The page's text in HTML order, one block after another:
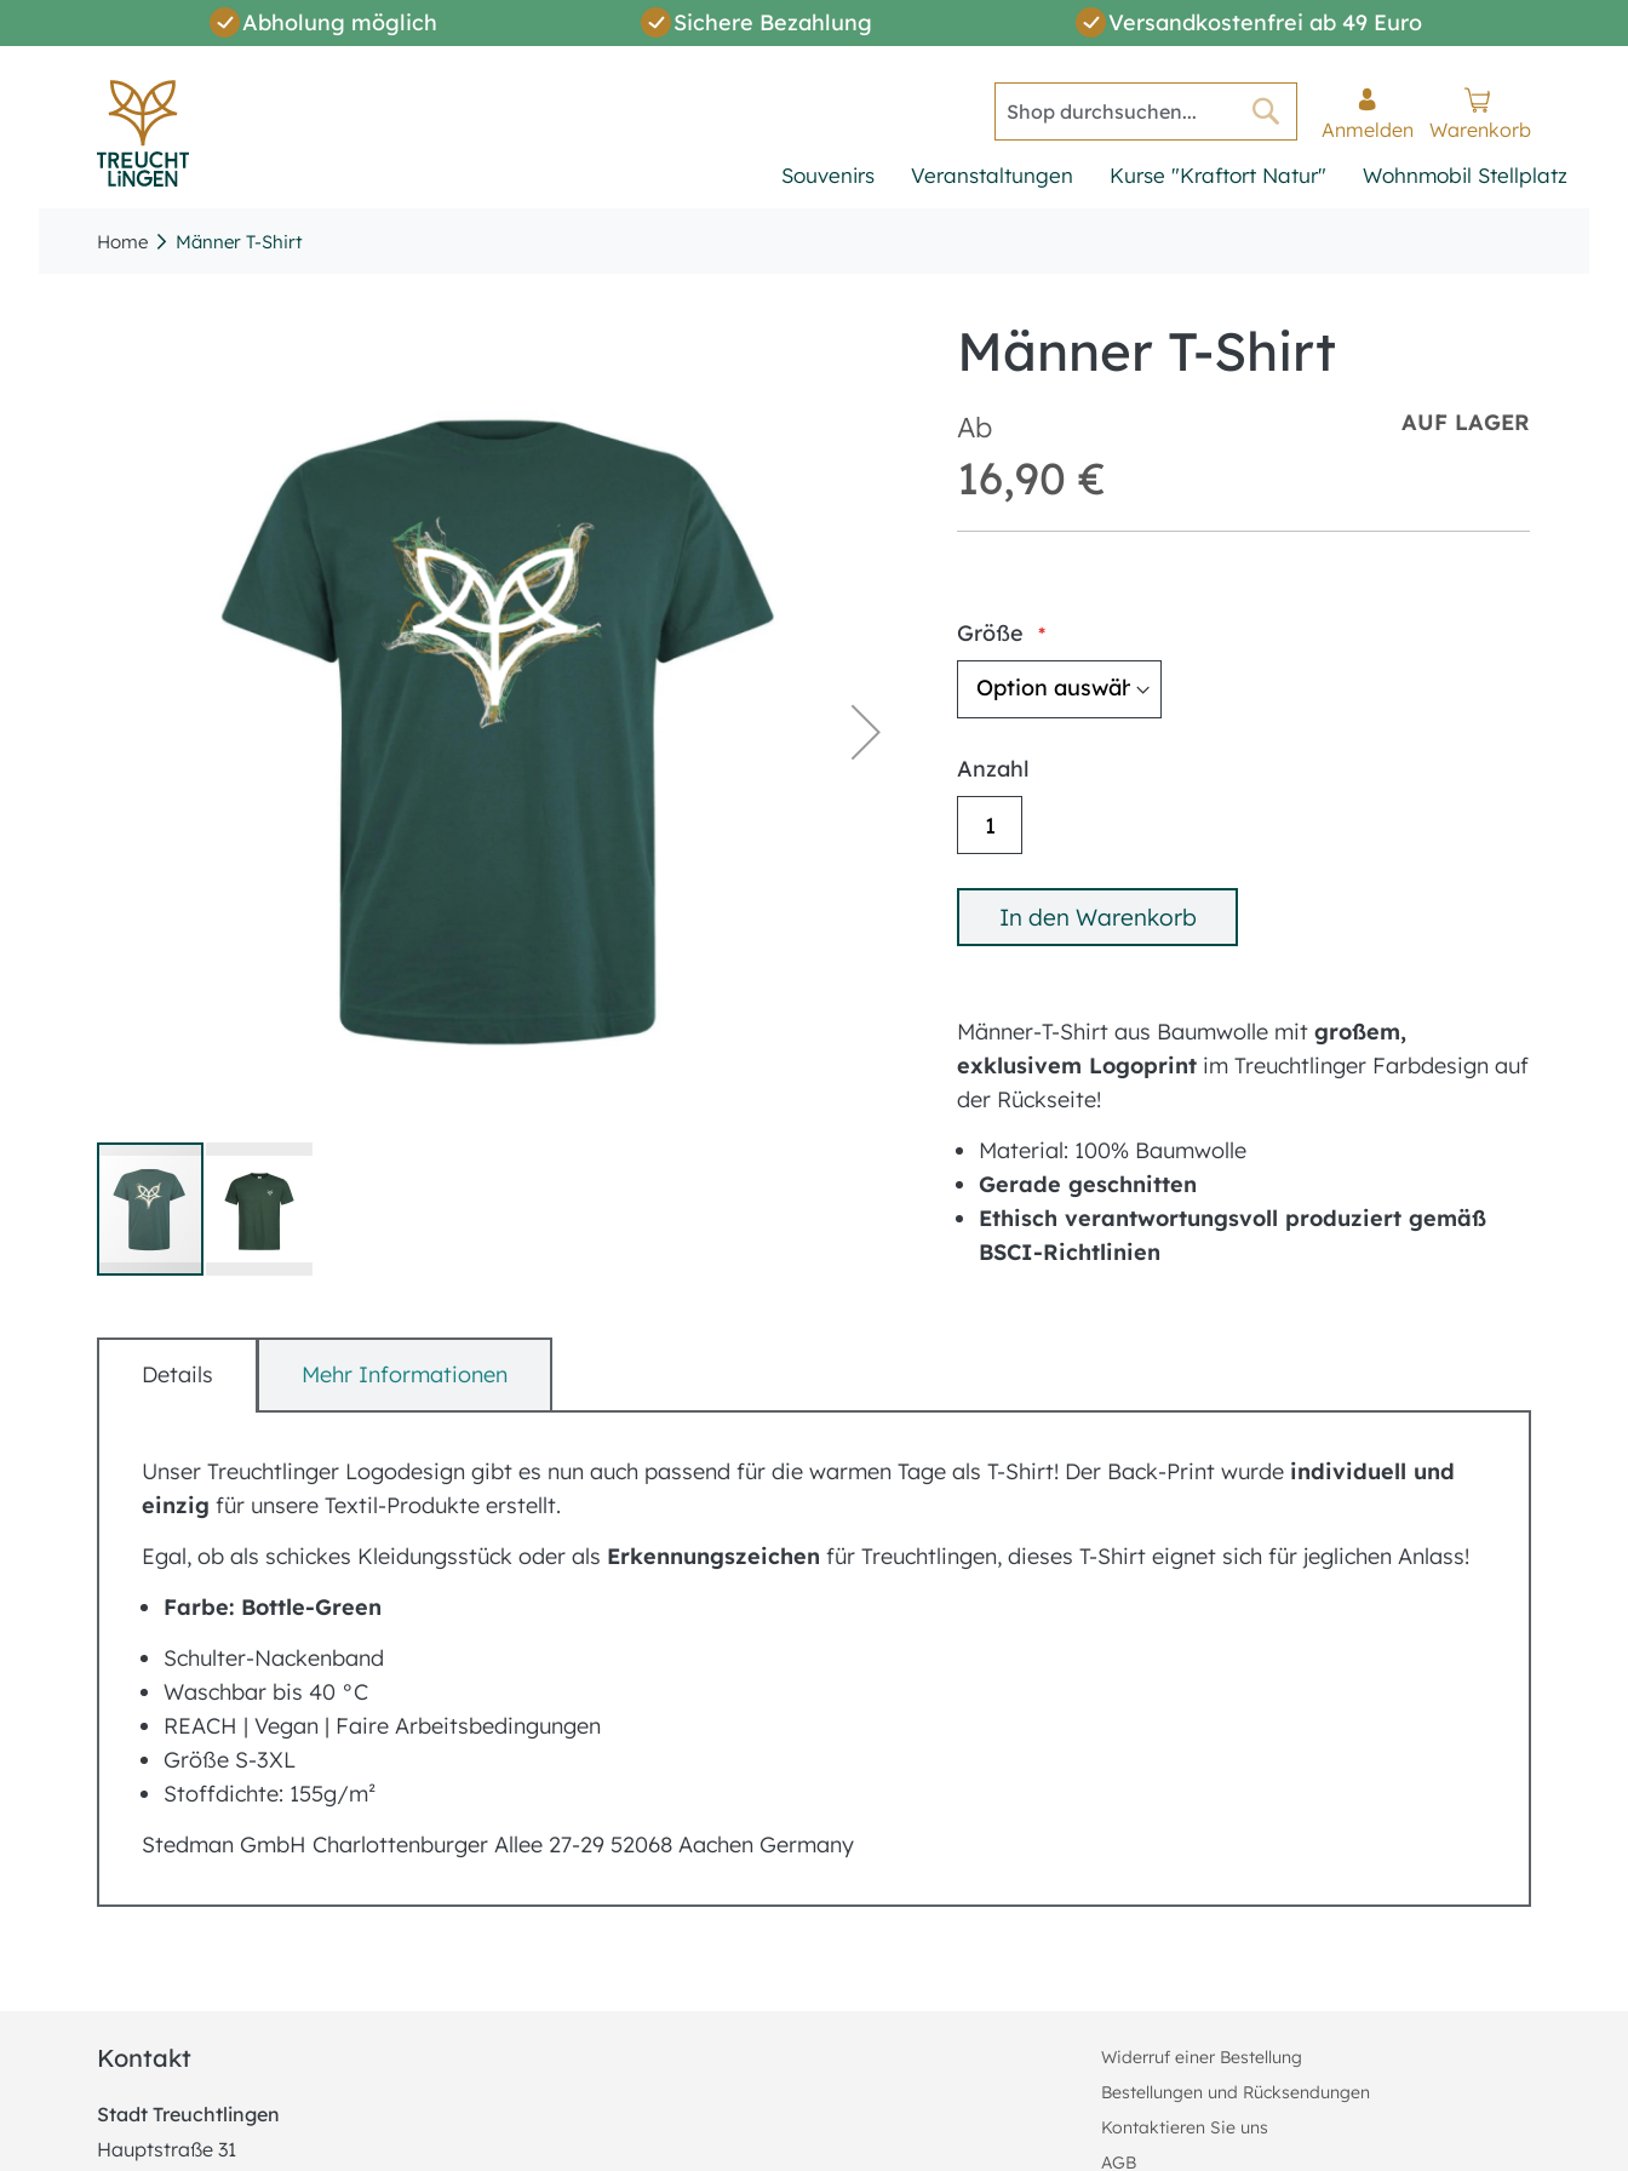
Abholung möglich Sichere Bezahlung
Versandkostenfrei ab 49 Euro
Direkt
zum
Inhalt
Warenkorb
Anmelden
Souvenirs Veranstaltungen Kurse "Kraftort Natur" Wohnmobil Stellplatz
Home Männer T-Shirt
Männer T-Shirt
Ab
16,90 €
AUF LAGER
Größe
Anzahl
In den Warenkorb
Männer-T-Shirt aus Baumwolle mitgroßem,
exklusivem Logoprint im Treuchtlinger Farbdesign auf
der Rückseite!
Material: 100% Baumwolle
Gerade geschnitten
Ethisch verantwortungsvoll produziert gemäß
BSCI-Richtlinien
Details
Unser Treuchtlinger Logodesign gibt es nun auch passend für die warmen Tage als T-Shirt! Der Back-Print wurde individuell und
einzig für unsere Textil-Produkte erstellt.
Egal, ob als schickes Kleidungsstück oder als Erkennungszeichen für Treuchtlingen, dieses T-Shirt eignet sich für jeglichen Anlass!
Farbe: Bottle-Green
Schulter-Nackenband
Waschbar bis 40 °C
REACH | Vegan | Faire Arbeitsbedingungen
Größe S-3XL
Stoffdichte: 155g/m²
Stedman GmbH Charlottenburger Allee 27-29 52068 Aachen Germany
Mehr Informationen
Kontakt
Stadt Treuchtlingen
Hauptstraße 31
Widerruf einer Bestellung
Bestellungen und Rücksendungen
Kontaktieren Sie uns
AGB